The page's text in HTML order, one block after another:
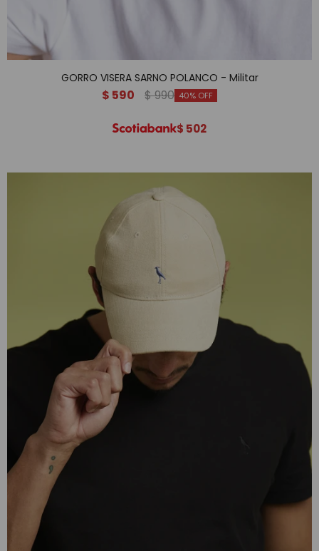
GORRO VISERA SARNO POLANCO - Militar
$ 590 $990 40
$ 502